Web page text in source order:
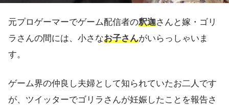
元プロゲーマーでゲーム配信者の釈迦さんと嫁・ゴリ
ラさんの間には、小さなお子さんがいらっしゃいま
す。
ゲーム界の仲良し夫婦として知られていたお二人です
が、ツイッターでゴリラさんが妊娠したことを報告さ